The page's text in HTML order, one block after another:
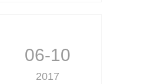
06-10
2017